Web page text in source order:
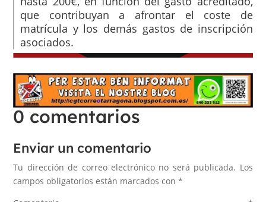
que contribuyan a afrontar el coste de
matrícula y los demás gastos de inscripción
asociados.
0 comentarios
Enviar un comentario
Tu dirección de correo electrónico no será publicada. Los
campos obligatorios están marcados con*